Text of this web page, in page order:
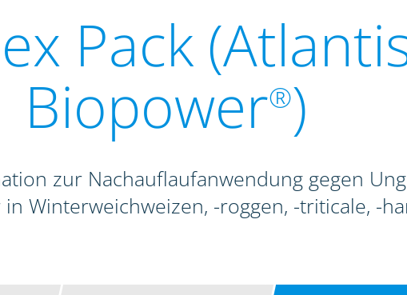
Pack
Biopower®)
zur Nachauflaufanwendung gegen
Winterweichweizen, -roggen, -triticale, -